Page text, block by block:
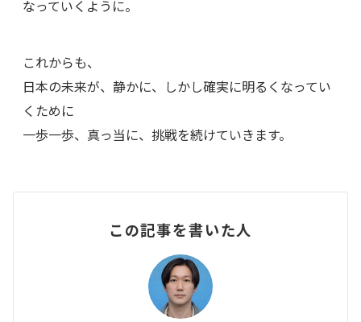
なっていくように。
これからも、
日本の未来が、静かに、しかし確実に明るくなってい
くために
一歩一歩、真っ当に、挑戦を続けていきます。
この記事を書いた人